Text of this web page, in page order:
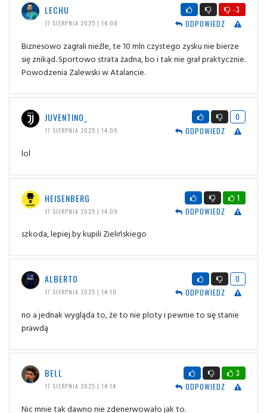
LECHU
17 SIERPNIA 2025 | 14:08
-3
ODPOWIEDZ
Biznesowo zagrali nieźle, te 10 mln czystego zysku nie bierze
się znikąd. Sportowo strata żadna, bo i tak nie grał praktycznie.
Powodzenia Zalewski w Atalancie.
JUVENTINO_
17 SIERPNIA 2025 | 14:09
0
ODPOWIEDZ
lol
HEISENBERG
17 SIERPNIA 2025 | 14:09
1
ODPOWIEDZ
szkoda, lepiej by kupili Zielińskiego
ALBERTO
17 SIERPNIA 2025 | 14:10
0
ODPOWIEDZ
no a jednak wygląda to, że to nie ploty i pewnie to się stanie
prawdą
BELL
17 SIERPNIA 2025 | 14:14
3
ODPOWIEDZ
Nic mnie tak dawno nie zdenerwowało jak to.